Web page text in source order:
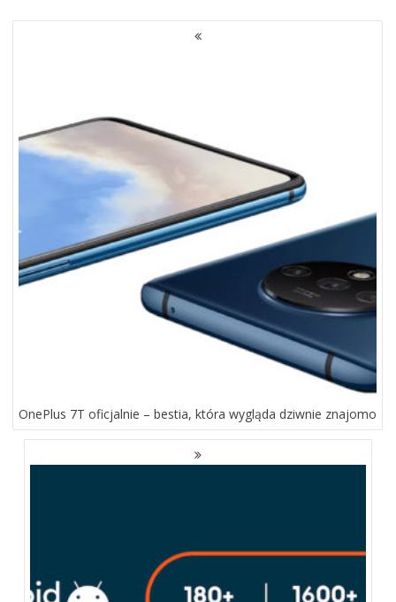
NAWIGACJA
OnePlus 7T oficjalnie – bestia, która wygląda dziwnie znajomo